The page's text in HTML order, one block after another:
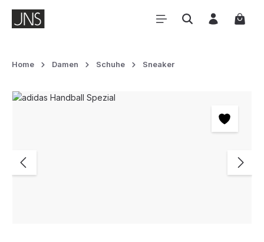
Zum Hauptinhalt springen
Home Damen Schuhe Sneaker
Bildergalerie überspringen